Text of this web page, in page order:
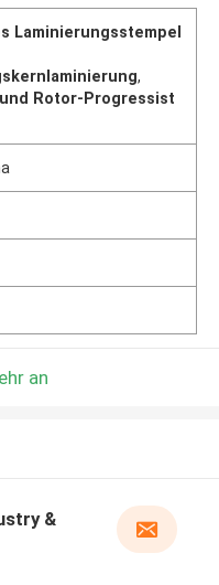
Laminierungsstempel
,
Rotor-Progressist
an
&